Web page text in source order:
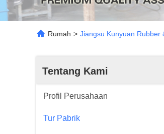
Rumah > Jiangsu Kunyuan Rubber
Tentang Kami
Profil Perusahaan
Tur Pabrik